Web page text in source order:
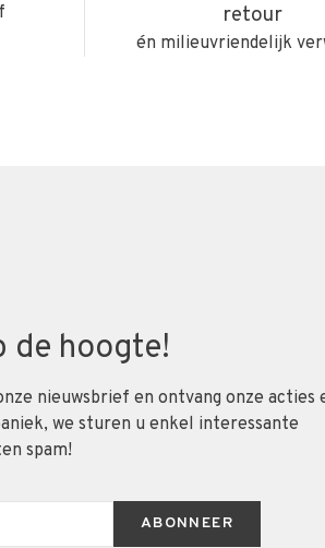
retour
én milieuvriendelijk
de hoogte!
nieuwsbrief en ontvang onze acties
we sturen u enkel interessante
spam!
ABONNEER